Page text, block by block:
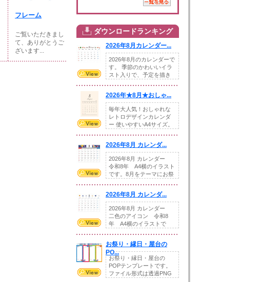
フレーム
ご覧いただきまし
て、ありがとうご
ざいます...
ダウンロードランキング
2026年8月カレンダー...
2026年8月のカレンダーで
す。 季節のかわいいイラ
スト入りで、予定を描き
2026年★8月★おしゃ...
毎年大人気！おしゃれな
レトロデザインカレンダ
ー 使いやすいA4サイズ。
2026年8月 カレンダ...
2026年8月 カレンダー
令和8年 A4横のイラスト
です。8月をテーマにお祭
2026年8月 カレンダ...
2026年8月 カレンダー
二色のアイコン 令和8
年 A4横のイラストで
お祭り・縁日・屋台の
PO...
お祭り・縁日・屋台の
POPテンプレートです。
ファイル形式は透過PNG